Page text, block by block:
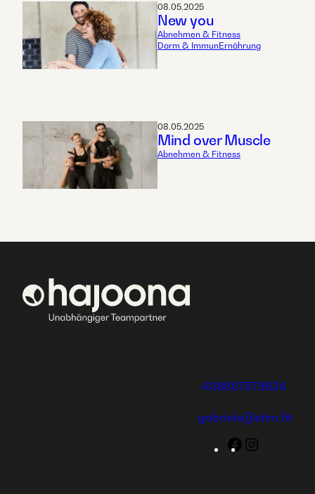
08.05.2025
New you
Abnehmen & Fitness
Darm & ImmunErnährung
08.05.2025
Mind over Muscle
Abnehmen & Fitness
+436607579634
gabriele@ehm.fit
Facebook